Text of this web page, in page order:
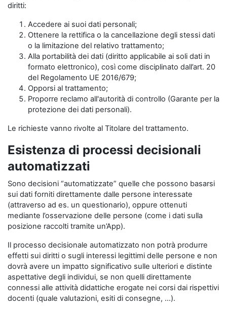
diritti:
Accedere ai suoi dati personali;
Ottenere la rettifica o la cancellazione degli stessi dati
o la limitazione del relativo trattamento;
Alla portabilità dei dati (diritto applicabile ai soli dati in
formato elettronico), così come disciplinato dall’art. 20
del Regolamento UE 2016/679;
Opporsi al trattamento;
Proporre reclamo all'autorità di controllo (Garante per la
protezione dei dati personali).
Le richieste vanno rivolte al Titolare del trattamento.
Esistenza di processi decisionali
automatizzati
Sono decisioni “automatizzate” quelle che possono basarsi
sui dati forniti direttamente dalle persone interessate
(attraverso ad es. un questionario), oppure ottenuti
mediante l’osservazione delle persone (come i dati sulla
posizione raccolti tramite un’App).
Il processo decisionale automatizzato non potrà produrre
effetti sui diritti o sugli interessi legittimi delle persone e non
dovrà avere un impatto significativo sulle ulteriori e distinte
aspettative degli individui, se non quelli direttamente
connessi alle attività didattiche erogate nei corsi dai rispettivi
docenti (quale valutazioni, esiti di consegne, …).